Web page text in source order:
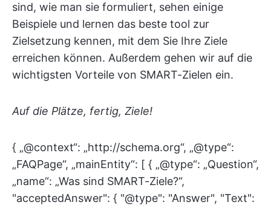
sind, wie man sie formuliert, sehen einige
Beispiele und lernen das beste tool zur
Zielsetzung kennen, mit dem Sie Ihre Ziele
erreichen können. Außerdem gehen wir auf die
wichtigsten Vorteile von SMART-Zielen ein.
Auf die Plätze, fertig, Ziele!
{ „@context“: „http://schema.org“, „@type“:
„FAQPage“, „mainEntity“: [ { „@type“: „Question“,
„name“: „Was sind SMART-Ziele?“,
"acceptedAnswer": { "@type": "Answer", "Text":